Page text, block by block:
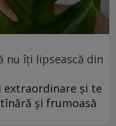
nu îți lipsească din
extraordinare și te
și frumoasă